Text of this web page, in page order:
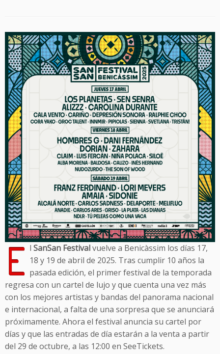
E l SanSan Festivalvuelve a Benicàssim los días 17,
18 y 19 de abril de 2025. Tras cumplir 10 años la
pasada edición, el primer festival de la temporada
regresa con un cartel de lujo y que cuenta una vez más
con los mejores artistas y bandas del panorama nacional
e internacional, a falta de una sorpresa que se anunciará
próximamente. Ahora el festival anuncia su cartel por
días y que las entradas de día estarán a la venta a partir
del 29 de octubre, a las 12:00 en SeeTickets.